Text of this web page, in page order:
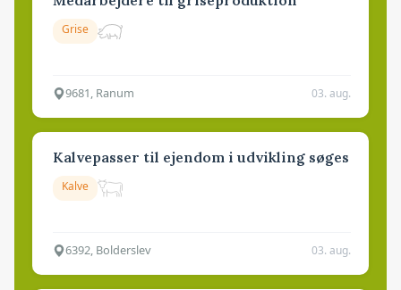
Grise
9681, Ranum 03. aug.
Kalvepasser til ejendom i udvikling søges
Kalve
6392, Bolderslev 03. aug.